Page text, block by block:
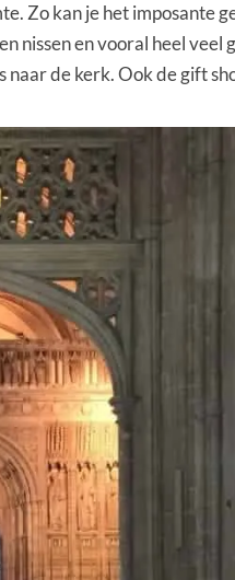
Zo kan je het imposante
en vooral heel
de kerk. Ook de gift